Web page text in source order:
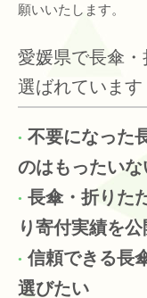
願いいたします。
愛媛県で長傘
選ばれています
不要になった
のはもったいな
長傘・折りた
り寄付実績を
信頼できる長
選びたい